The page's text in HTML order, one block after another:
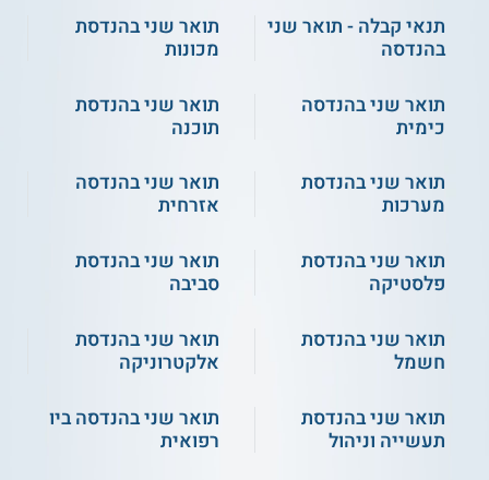
הנדסת מחשבים, הנדסת מערכות מידע או הנדסת מערכות
תקשורת. בוגרים מצטיינים מתחומים קרובים יכולים גם כן להגיש
את מועמדותם, ישנו יתרון למועמדים שעסקו בתחום המרחב
תעודה
בהתמחות סייבר ואבטח המרחב המקוון מטעם אוניברסיטת בן
גוריון.
** לתשומת לבך נכונות המידע עלולה להשתנות
מעת לעת. המידע המוצג כאן נכתב ונערך על ידי
הלימודים לא מתקיים קשר מכל סוג שהוא.
למידע נוסף לחצו: אוניברסיטת בן-גוריון בנגב
תנאי קבלה - תואר שני
בהנדסה
תואר שני בהנדסת
מכונות
תואר שני בהנדסה
כימית
תואר שני בהנדסת
תוכנה
תואר שני בהנדסת
מערכות
תואר שני בהנדסה
אזרחית
תואר שני בהנדסת
פלסטיקה
תואר שני בהנדסת
סביבה
תואר שני בהנדסת
חשמל
תואר שני בהנדסת
אלקטרוניקה
תואר שני בהנדסת
תעשייה וניהול
תואר שני בהנדסה ביו
רפואית